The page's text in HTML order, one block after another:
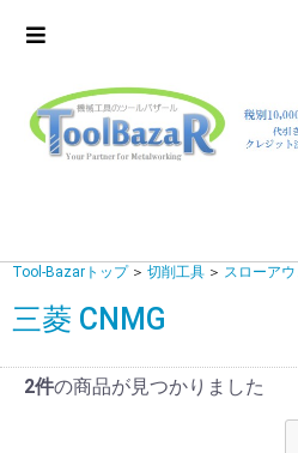
Tool-Bazarトップ ＞ 切削工具 ＞ スローア
三菱 CNMG
2件の商品が見つかりました